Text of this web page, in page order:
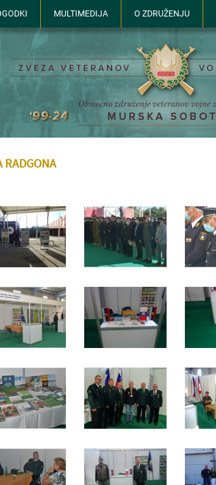
MULTIMEDIJA O ZDRUŽENJU
RADGONA